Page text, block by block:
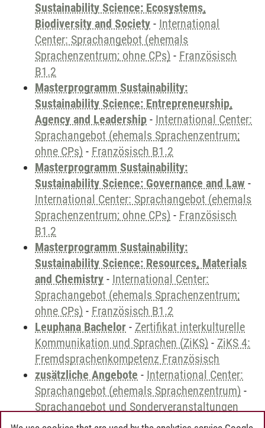
Sustainability Science: Ecosystems,
Biodiversity and Society - International
Center: Sprachangebot (ehemals
Sprachenzentrum; ohne CPs) - Französisch
B1.2
Masterprogramm Sustainability:
Sustainability Science: Entrepreneurship,
Agency and Leadership - International Center:
Sprachangebot (ehemals Sprachenzentrum;
ohne CPs) - Französisch B1.2
Masterprogramm Sustainability:
Sustainability Science: Governance and Law -
International Center: Sprachangebot (ehemals
Sprachenzentrum; ohne CPs) - Französisch
B1.2
Masterprogramm Sustainability:
Sustainability Science: Resources, Materials
and Chemistry - International Center:
Sprachangebot (ehemals Sprachenzentrum;
ohne CPs) - Französisch B1.2
Leuphana Bachelor - Zertifikat interkulturelle
Kommunikation und Sprachen (ZiKS) - ZiKS 4:
Fremdsprachenkompetenz Französisch
zusätzliche Angebote - International Center:
Sprachangebot (ehemals Sprachenzentrum) -
Sprachangebot und Sonderveranstaltungen